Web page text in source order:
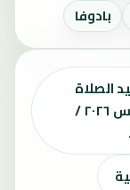
بادوفا
الصلاة
لشهر أغسطس ٢٠٢٦ /